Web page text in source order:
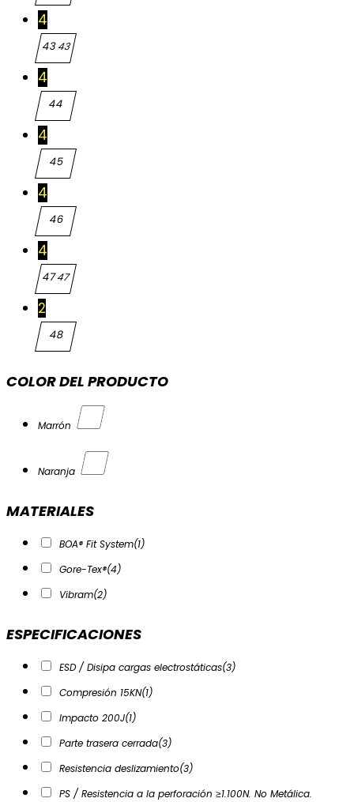
4
4343
4
44
44
4
45
45
4
46
46
4
4747
2
48
48
COLOR DEL PRODUCTO
Marrón
Naranja
MATERIALES
BOA® Fit System(1)
Gore-Tex®(4)
Vibram(2)
ESPECIFICACIONES
ESD / Disipa cargas electrostáticas(3)
Compresión 15KN(1)
Impacto 200J(1)
Parte trasera cerrada(3)
Resistencia deslizamiento(3)
PS / Resistencia a la perforación ≥1.100N. No Metálica.